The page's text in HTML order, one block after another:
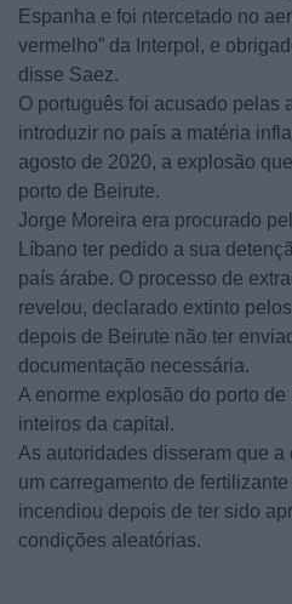
Espanha e foi ntercetado no
vermelho” da Interpol, e
disse Saez.
O português foi acusado pelas
introduzir no país a matéria
agosto de 2020, a explosão
porto de Beirute.
Jorge Moreira era procurado
Líbano ter pedido a sua
país árabe. O processo de
revelou, declarado extinto
depois de Beirute não ter
documentação necessária.
A enorme explosão do porto
inteiros da capital.
As autoridades disseram que
um carregamento de
incendiou depois de ter sido
condições aleatórias.